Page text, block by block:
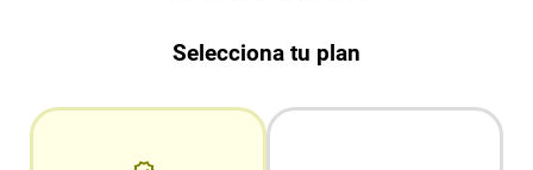
Selecciona tu plan